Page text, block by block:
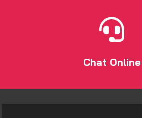

Chat Online